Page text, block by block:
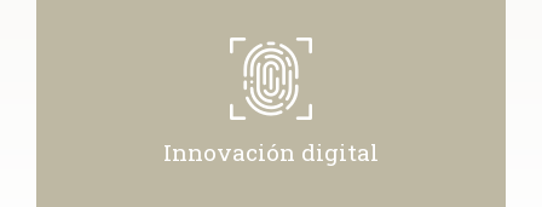
Innovación digital